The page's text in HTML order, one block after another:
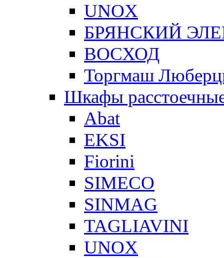
UNOX
БРЯНСКИЙ
ВОСХОД
Торгмаш
Шкафы
Abat
EKSI
Fiorini
SIMECO
SINMAG
TAGLIAVINI
UNOX